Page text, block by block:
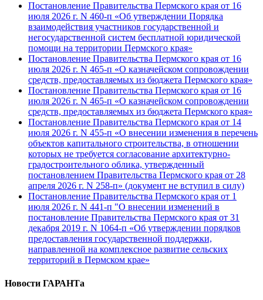
Постановление Правительства Пермского края от 16
июля 2026 г. N 460-п «Об утверждении Порядка
взаимодействия участников государственной и
негосударственной систем бесплатной юридической
помощи на территории Пермского края»
Постановление Правительства Пермского края от 16
июля 2026 г. N 465-п «О казначейском сопровождении
средств, предоставляемых из бюджета Пермского края»
Постановление Правительства Пермского края от 16
июля 2026 г. N 465-п «О казначейском сопровождении
средств, предоставляемых из бюджета Пермского края»
Постановление Правительства Пермского края от 14
июля 2026 г. N 455-п «О внесении изменения в перечень
объектов капитального строительства, в отношении
которых не требуется согласование архитектурно-
градостроительного облика, утвержденный
постановлением Правительства Пермского края от 28
апреля 2026 г. N 258-п» (документ не вступил в силу)
Постановление Правительства Пермского края от 1
июля 2026 г. N 441-п "О внесении изменений в
постановление Правительства Пермского края от 31
декабря 2019 г. N 1064-п «Об утверждении порядков
предоставления государственной поддержки,
направленной на комплексное развитие сельских
территорий в Пермском крае»
Новости ГАРАНТа